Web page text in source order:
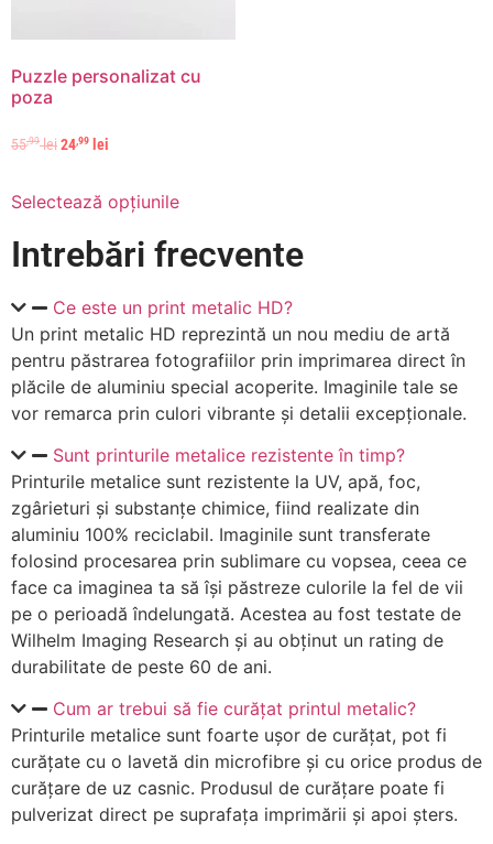
Puzzle personalizat cu
poza
55,99 lei24,99 lei
Selectează opțiunile
Intrebări frecvente
Ce este un print metalic HD?
Un print metalic HD reprezintă un nou mediu de artă
pentru păstrarea fotografiilor prin imprimarea direct în
plăcile de aluminiu special acoperite. Imaginile tale se
vor remarca prin culori vibrante și detalii excepționale.
Sunt printurile metalice rezistente în timp?
Printurile metalice sunt rezistente la UV, apă, foc,
zgârieturi și substanțe chimice, fiind realizate din
aluminiu 100% reciclabil. Imaginile sunt transferate
folosind procesarea prin sublimare cu vopsea, ceea ce
face ca imaginea ta să își păstreze culorile la fel de vii
pe o perioadă îndelungată. Acestea au fost testate de
Wilhelm Imaging Research și au obținut un rating de
durabilitate de peste 60 de ani.
Cum ar trebui să fie curățat printul metalic?
Printurile metalice sunt foarte ușor de curățat, pot fi
curățate cu o lavetă din microfibre și cu orice produs de
curățare de uz casnic. Produsul de curățare poate fi
pulverizat direct pe suprafața imprimării și apoi șters.